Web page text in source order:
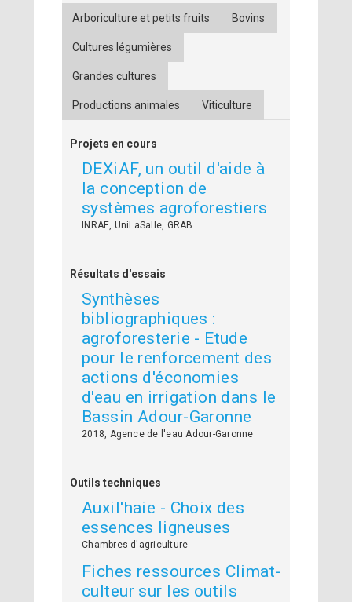
Arboriculture et petits fruits Bovins
Cultures légumières
Grandes cultures
Productions animales Viticulture
Projets en cours
DEXiAF, un outil d'aide à
la conception de
systèmes agroforestiers
INRAE, UniLaSalle, GRAB
Résultats d'essais
Synthèses
bibliographiques :
agroforesterie - Etude
pour le renforcement des
actions d'économies
d'eau en irrigation dans le
Bassin Adour-Garonne
2018, Agence de l'eau Adour-Garonne
Outils techniques
Auxil'haie - Choix des
essences ligneuses
Chambres d'agriculture
Fiches ressources Climat-
culteur sur les outils